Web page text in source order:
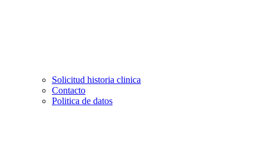
Solicitud historia clinica
Contacto
Politica de datos